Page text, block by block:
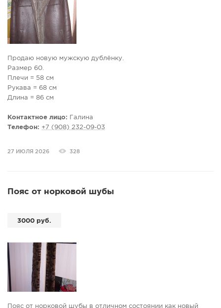
Продаю новую мужскую дублёнку.
Размер 60.
Плечи = 58 см
Рукава = 68 см
Длина = 86 см
Контактное лицо: Галина
Телефон: +7 (908) 232-09-03
27 ИЮЛЯ 2026 328
Пояс от норковой шубы
3000 руб.
Пояс от норковой шубы в отличном состоянии как новый